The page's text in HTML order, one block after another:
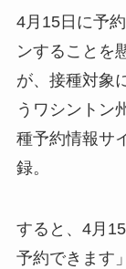
4月15日に予
ンすることを
が、接種対象
うワシントン
種予約情報サ
録。
すると、4月
予約できます